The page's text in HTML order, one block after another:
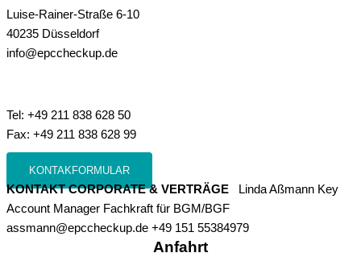
Luise-Rainer-Straße 6-10
40235 Düsseldorf
info@epccheckup.de
Tel: +49 211 838 628 50
Fax: +49 211 838 628 99
KONTAKFORMULAR
KONTAKT CORPORATE & VERTRÄGE Linda Aßmann Key
Account Manager Fachkraft für BGM/BGF
assmann@epccheckup.de +49 151 55384979
Anfahrt